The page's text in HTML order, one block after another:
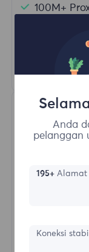
100M+
Rotasi
HTTP(S)/
Anda
pelanggan
195+Alamat
Koneksi